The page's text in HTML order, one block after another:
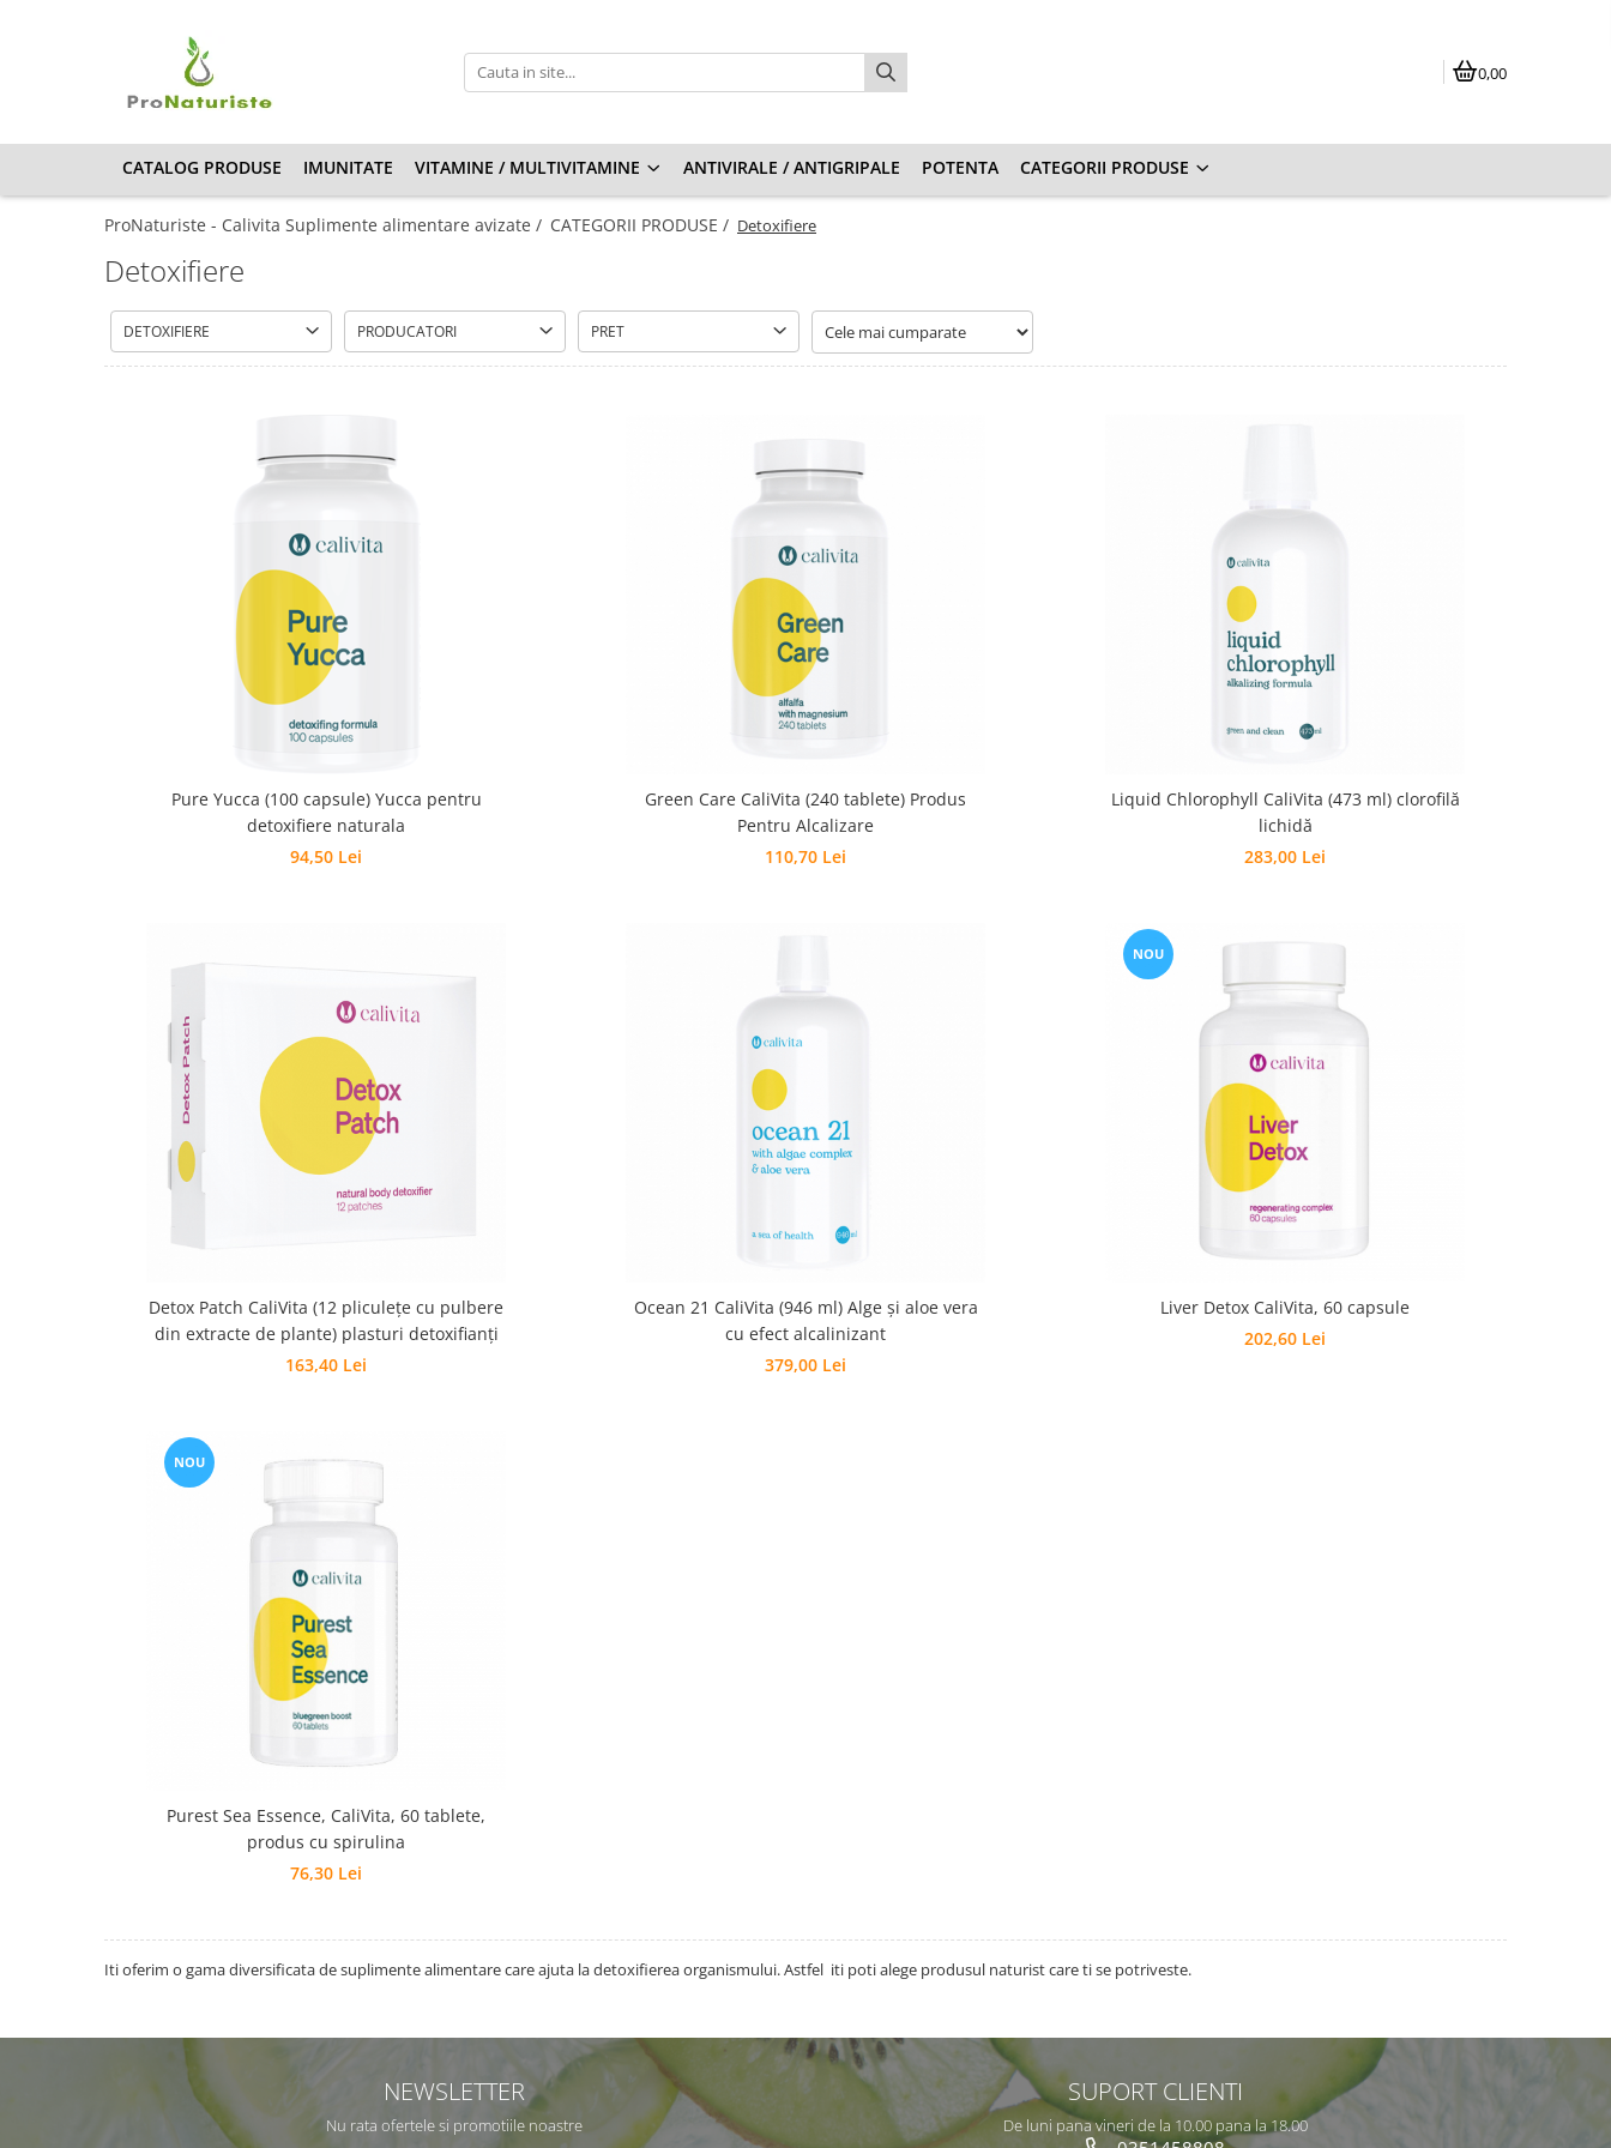
Vitamine / Multivitamine
CATEGORII PRODUSE
Articulatii si Oase
Detergenti ECO
Digestie buna
0,00
CATALOG PRODUSE IMUNITATE VITAMINE / MULTIVITAMINE ANTIVIRALE / ANTIGRIPALE POTENTA CATEGORII PRODUSE
ProNaturiste - Calivita Suplimente alimentare avizate / CATEGORII PRODUSE / Detoxifiere
Detoxifiere
DETOXIFIERE PRODUCATORI PRET
Pure Yucca (100 capsule) Yucca pentru
detoxifiere naturala
94,50 Lei
Green Care CaliVita (240 tablete) Produs
Pentru Alcalizare
110,70 Lei
Liquid Chlorophyll CaliVita (473 ml) clorofilă
lichidă
283,00 Lei
Detox Patch CaliVita (12 pliculeţe cu pulbere
din extracte de plante) plasturi detoxifianţi
163,40 Lei
Ocean 21 CaliVita (946 ml) Alge şi aloe vera
cu efect alcalinizant
379,00 Lei
NOU
Liver Detox CaliVita, 60 capsule
202,60 Lei
NOU
Purest Sea Essence, CaliVita, 60 tablete,
produs cu spirulina
76,30 Lei
Iti oferim o gama diversificata de suplimente alimentare care ajuta la detoxifierea organismului. Astfel iti poti alege produsul naturist care ti se potriveste.
NEWSLETTER
Nu rata ofertele si promotiile noastre
SUPORT CLIENTI
De luni pana vineri de la 10.00 pana la 18.00